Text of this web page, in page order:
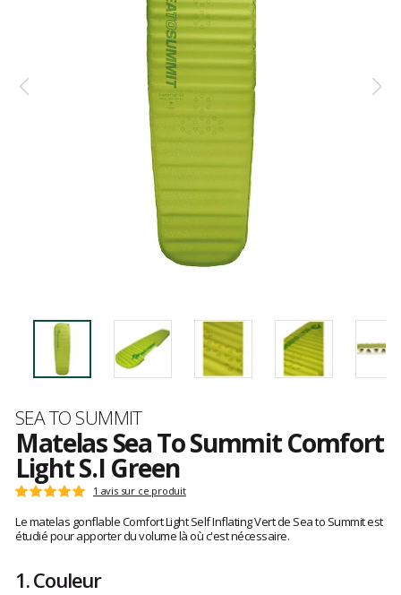
Marque
SEA TO SUMMIT
Matelas Sea To Summit Comfort
Light S.I Green
Les
clients
Note
:
5
sur
1 avis sur ce produit
Le matelas gonflable Comfort Light Self Inflating Vert de Sea to Summit est
étudié pour apporter du volume là où c'est nécessaire.
1.Couleur